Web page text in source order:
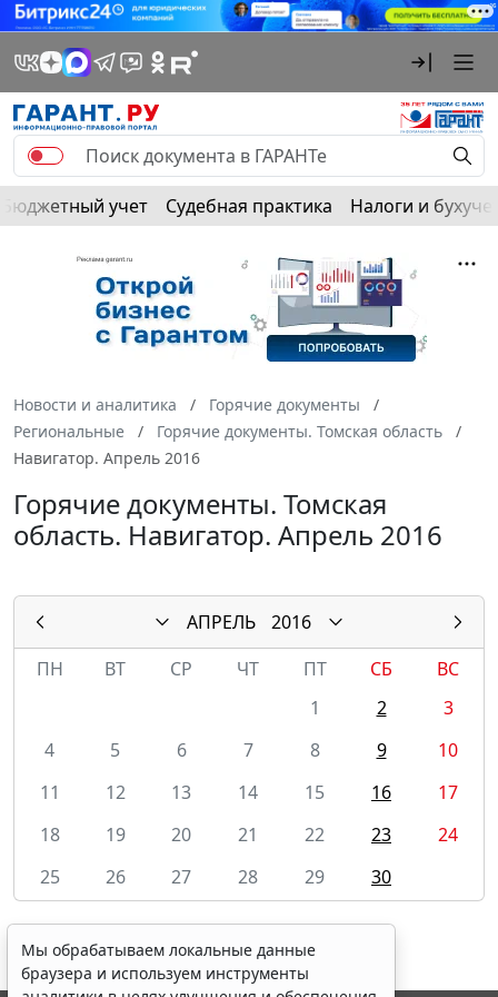
Бюджетный учет Судебная практика Налоги и
Новости и аналитика
Горячие документы
Региональные
Горячие документы. Томская область
Навигатор. Апрель 2016
Горячие документы. Томская
область. Навигатор. Апрель 2016
АПРЕЛЬ
2016
ПН
ВТ СР ЧТ ПТ СБ
ВС
1
2
3
4
5 6 7 8 9
10
11
12 13 14 15 16
17
18
19 20 21 22 23
24
25
26 27 28 29 30
Мы обрабатываем локальные данные
браузера и используем инструменты